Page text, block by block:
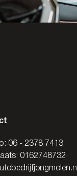
06 - 2378 7413
0162748732